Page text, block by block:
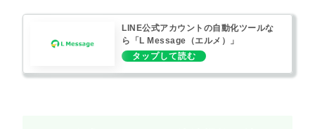
LINE公式アカウントの自動化ツールな
ら「L Message（エルメ）」